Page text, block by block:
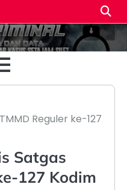
Beranda
Reguler ke-127
Satgas
127 Kodim